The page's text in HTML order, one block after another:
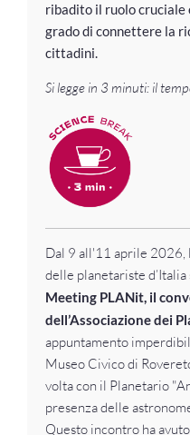
ribadito il ruolo cruciale
grado di connettere la
cittadini.
Si legge in 3 minuti: il
Dal 9 all'11 aprile 2026,
delle planetariste
Meeting PLANit, il
dell’Associazione dei
appuntamento
Museo Civico di
volta con il Planetario
presenza delle
Questo incontro ha